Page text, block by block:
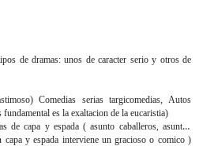
de dramas: unos de caracter serio y otros de
Comedias serias targicomedias, Autos
es la exaltacion de la eucaristia)
de capa y espada ( asunto caballeros, asuntos
y espada interviene un gracioso o comico )